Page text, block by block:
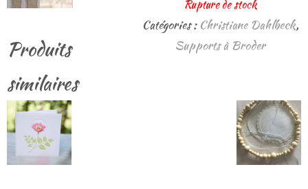
Rupture de stock
Catégories : Christiane Dahlbeck,
Supports à Broder
Produits
similaires